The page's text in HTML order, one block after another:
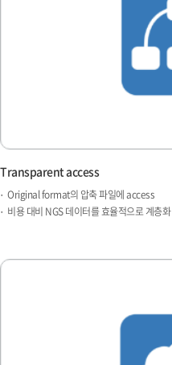
Transparent access
Original format의 압축 파일에 access
비용 대비 NGS 데이터를 효율적으로 계층화